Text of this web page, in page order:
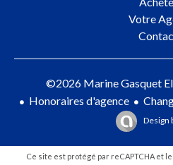
Votre
©2026 Marine Gasquet EI
Honoraires d'agence
Design
Ce site est protégé par reCAPTCHA et